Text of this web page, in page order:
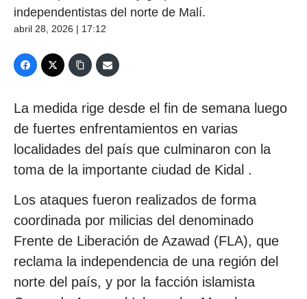
independentistas del norte de Malí.
abril 28, 2026 | 17:12
La medida rige desde el fin de semana luego
de fuertes enfrentamientos en varias
localidades del país que culminaron con la
toma de la importante ciudad de Kidal .
Los ataques fueron realizados de forma
coordinada por milicias del denominado
Frente de Liberación de Azawad (FLA), que
reclama la independencia de una región del
norte del país, y por la facción islamista